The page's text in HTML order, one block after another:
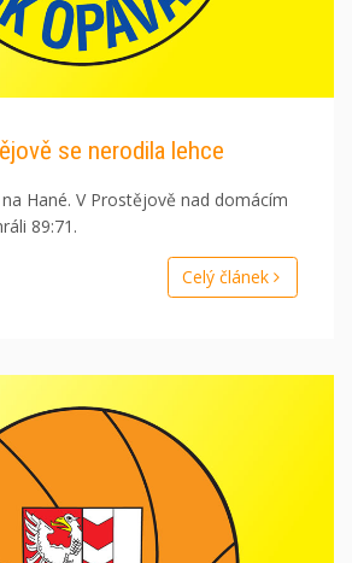
se nerodila lehce
Hané. V Prostějově nad domácím
89:71.
Celý článek